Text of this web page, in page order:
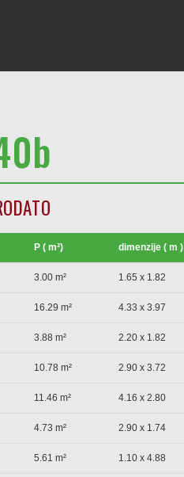
P ( m²) dimenzije ( m )
3.00 m² 1.65 x 1.82
16.29 m² 4.33 x 3.97
3.88 m² 2.20 x 1.82
10.78 m² 2.90 x 3.72
11.46 m² 4.16 x 2.80
4.73 m² 2.90 x 1.74
5.61 m² 1.10 x 4.88